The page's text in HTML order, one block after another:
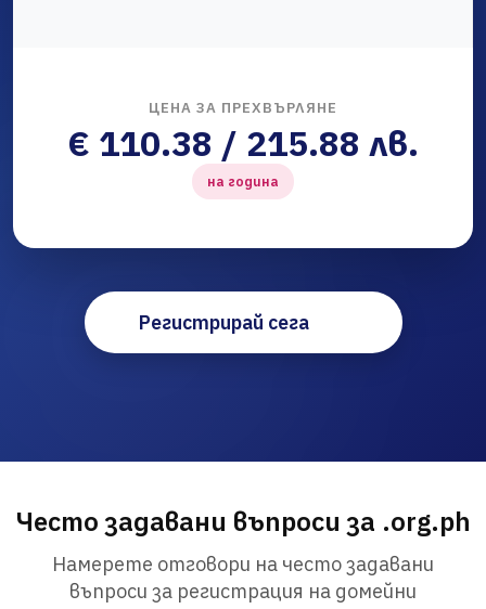
ЦЕНА ЗА ПРЕХВЪРЛЯНЕ
€ 110.38 / 215.88 лв.
на година
Регистрирай сега
Често задавани въпроси за .org.ph
Намерете отговори на често задавани
въпроси за регистрация на домейни